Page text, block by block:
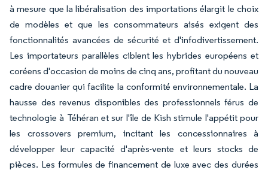
à mesure que la libéralisation des importations élargit le choix
de modèles et que les consommateurs aisés exigent des
fonctionnalités avancées de sécurité et d'infodivertissement.
Les importateurs parallèles ciblent les hybrides européens et
coréens d'occasion de moins de cinq ans, profitant du nouveau
cadre douanier qui facilite la conformité environnementale. La
hausse des revenus disponibles des professionnels férus de
technologie à Téhéran et sur l'île de Kish stimule l'appétit pour
les crossovers premium, incitant les concessionnaires à
développer leur capacité d'après-vente et leurs stocks de
pièces. Les formules de financement de luxe avec des durées